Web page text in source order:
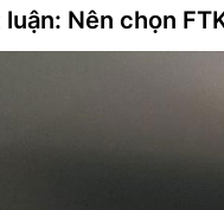
luận: Nên chọn